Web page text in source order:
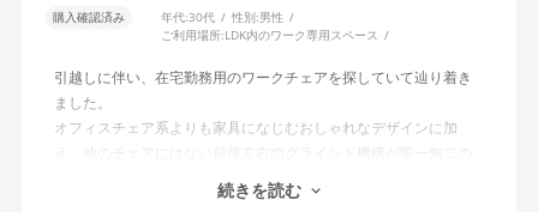
だほうがいいと思います。ラクラク納品で配送をお願いしたとこ
り、「いよいよ使える！」というワクワクもありました。
自分が思ってた以上に生活空間になじみ、見た目も機能もとって
も満足。長く大切に使いたいと思います。
購入確認済み 年代:30代 性別:男性
ご利用場所:LDK内のワーク専用スペース
引越しに伴い、在宅勤務用のワークチェアを探していて辿り着き
ました。
オフィスチェア系よりも家具になじむおしゃれなデザインに加
え、他のチェアにはない前後左右のグラインド機構が唯一無二の
価値を持っており、我が家自慢のインテリアです。
続きを読む